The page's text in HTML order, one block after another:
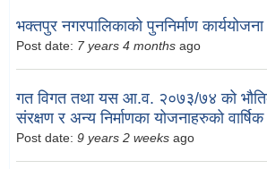
भक्तपुर नगरपालिकाको पुननिर्माण कार्ययोजना
Post date: 7 years 4 months ago
गत विगत तथा यस आ.व. २०७३/७४ को भौतिक
संरक्षण र अन्य निर्माणका योजनाहरुको वार्षिक
Post date: 9 years 2 weeks ago